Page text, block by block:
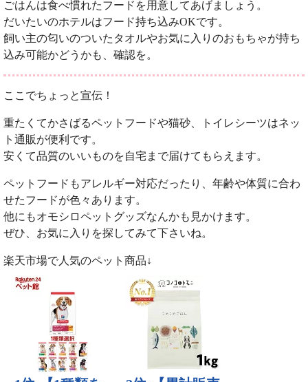
ごはんは食べ慣れたフードを用意してあげましょう。
だいたいのホテルはフード持ち込みOKです。
飼い主の匂いのついたタオルやお気に入りのおもちゃが持ち
込み可能かどうかも、確認を。
ここでちょっと宣伝！
重たくてかさばるペットフードや猫砂、トイレシーツはネッ
ト通販が便利です。
安くて品質のいいものを自宅まで届けてもらえます。
ペットフードもアレルギー対応だったり、年齢や体質に合わ
せたフードが色々あります。
他にもオモシロペットグッズなんかも見かけます。
ぜひ、お気に入りを探してみて下さいね。
楽天市場で人気のペット商品↓